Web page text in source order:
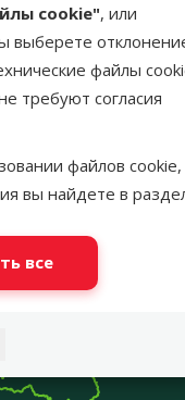
cookie", или
выберете
файлы
требуют согласия
файлов cookie,
вы найдете в
все
– 17:00
Dino